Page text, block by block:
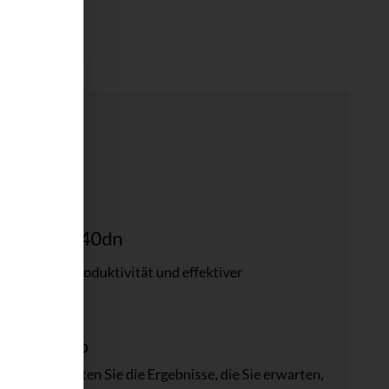
P77940dn
hoher Produktivität und effektiver
Büro
Erhalten Sie die Ergebnisse, die Sie erwarten,